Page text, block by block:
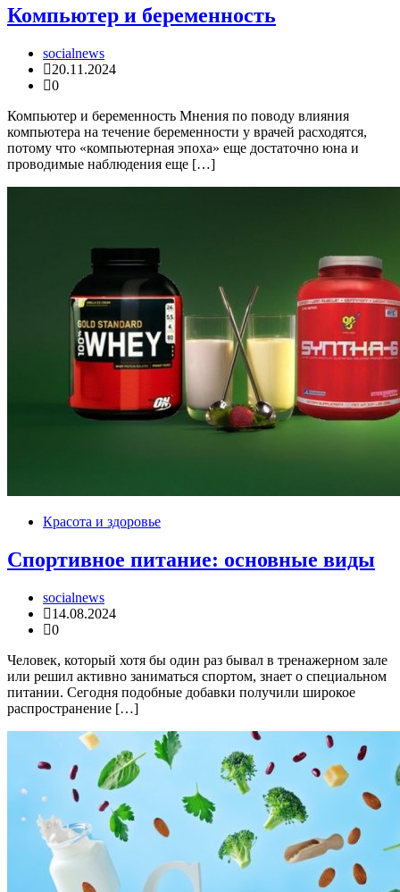
Компьютер и беременность
socialnews
20.11.2024
0
Компьютер и беременность Мнения по поводу влияния
компьютера на течение беременности у врачей расходятся,
потому что «компьютерная эпоха» еще достаточно юна и
проводимые наблюдения еще […]
Красота и здоровье
Спортивное питание: основные виды
socialnews
14.08.2024
0
Человек, который хотя бы один раз бывал в тренажерном зале
или решил активно заниматься спортом, знает о специальном
питании. Сегодня подобные добавки получили широкое
распространение […]